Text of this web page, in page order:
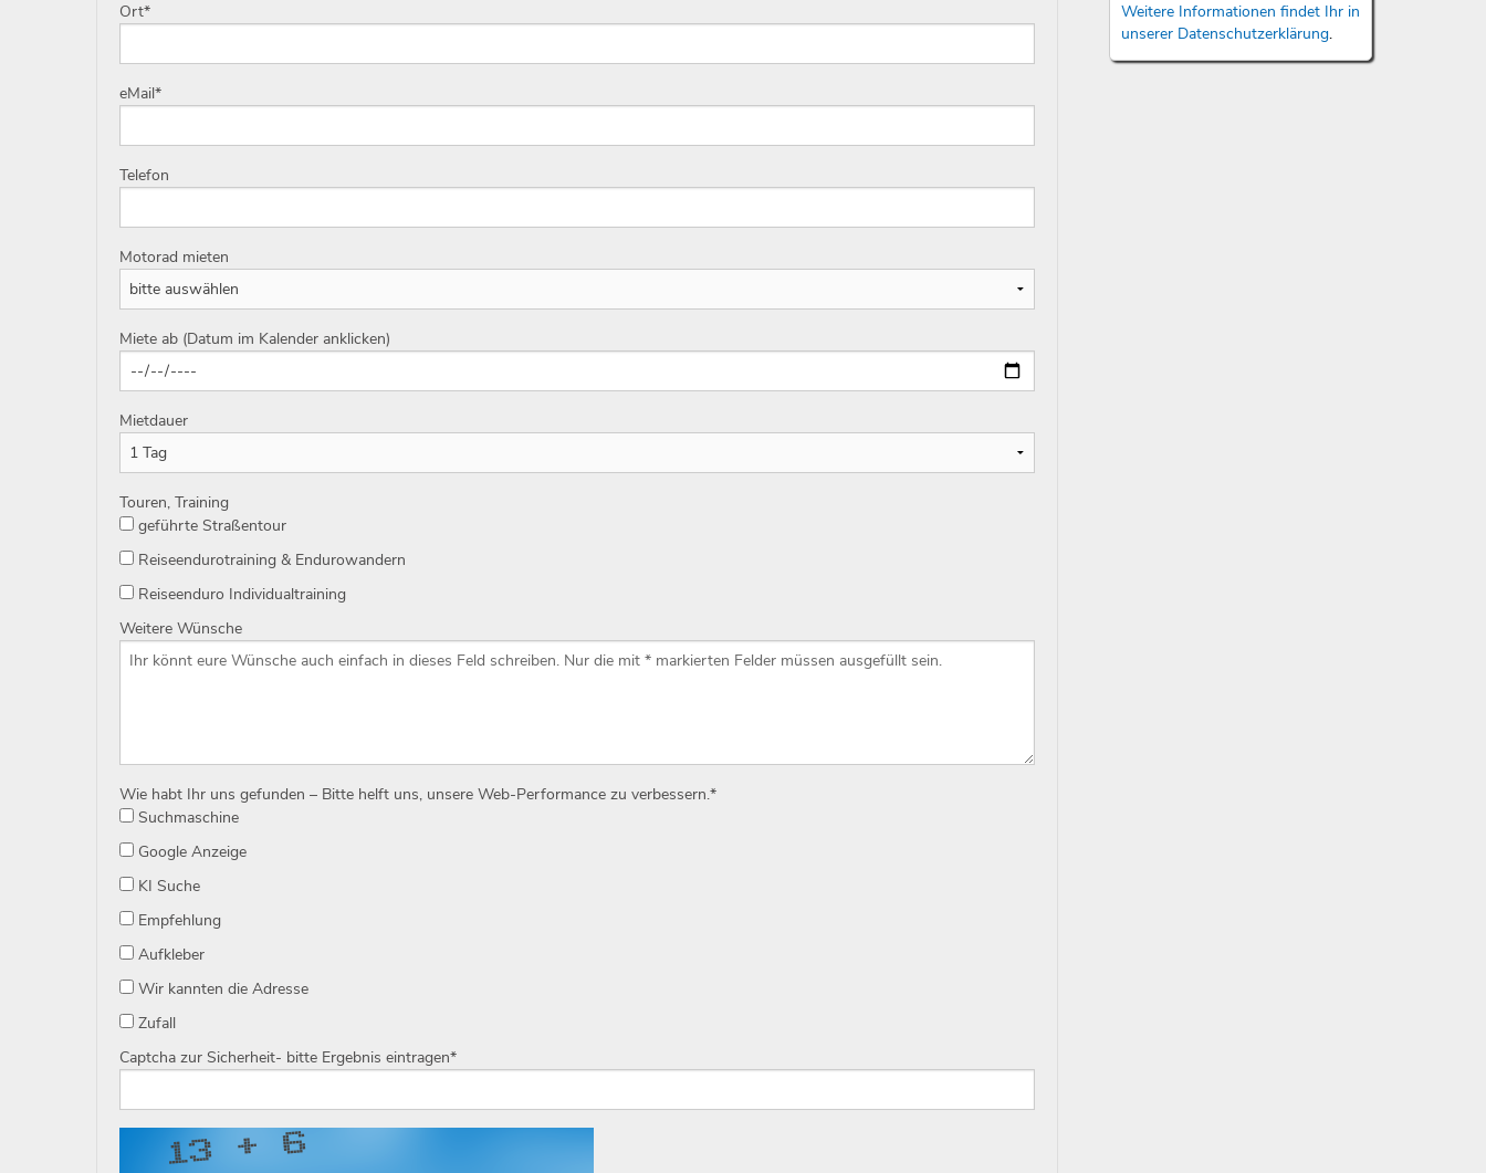
Weitere Informationen findet Ihr in
unserer Datenschutzerklärung.
Ort*
eMail*
Telefon
Motorad mieten
Miete ab (Datum im Kalender anklicken)
Mietdauer
Touren, Training
geführte Straßentour
Reiseendurotraining & Endurowandern
Reiseenduro Individualtraining
Weitere Wünsche
Wie habt Ihr uns gefunden – Bitte helft uns, unsere Web-Performance zu verbessern.*
Suchmaschine
Google Anzeige
KI Suche
Empfehlung
Aufkleber
Wir kannten die Adresse
Zufall
Captcha zur Sicherheit- bitte Ergebnis eintragen*